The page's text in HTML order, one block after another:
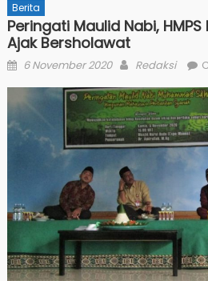
Berita
Peringati Maulid Nabi,
Ajak Bersholawat
Posted
6 November 2020 Author
Redaksi